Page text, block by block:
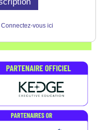
Connectez-vous ici